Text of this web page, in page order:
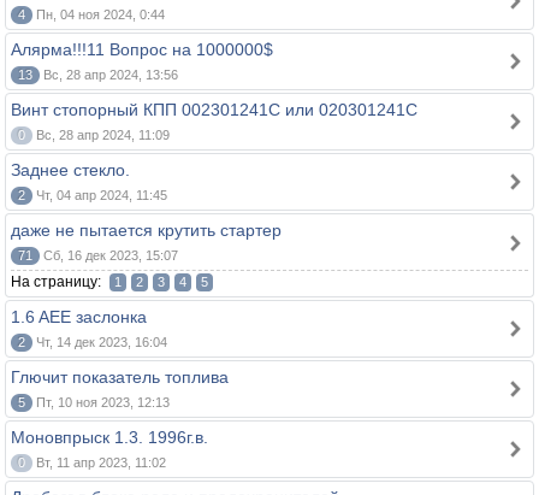
4 Пн, 04 ноя 2024, 0:44
Алярма!!!11 Вопрос на 1000000$
13 Вс, 28 апр 2024, 13:56
Винт стопорный КПП 002301241C или 020301241C
0 Вс, 28 апр 2024, 11:09
Заднее стекло.
2 Чт, 04 апр 2024, 11:45
даже не пытается крутить стартер
71 Сб, 16 дек 2023, 15:07
На страницу: 1 2 3 4 5
1.6 AEE заслонка
2 Чт, 14 дек 2023, 16:04
Глючит показатель топлива
5 Пт, 10 ноя 2023, 12:13
Моновпрыск 1.3. 1996г.в.
0 Вт, 11 апр 2023, 11:02